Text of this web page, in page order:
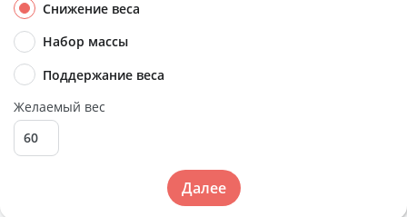
Снижение веса
Набор массы
Поддержание веса
Желаемый вес
Далее